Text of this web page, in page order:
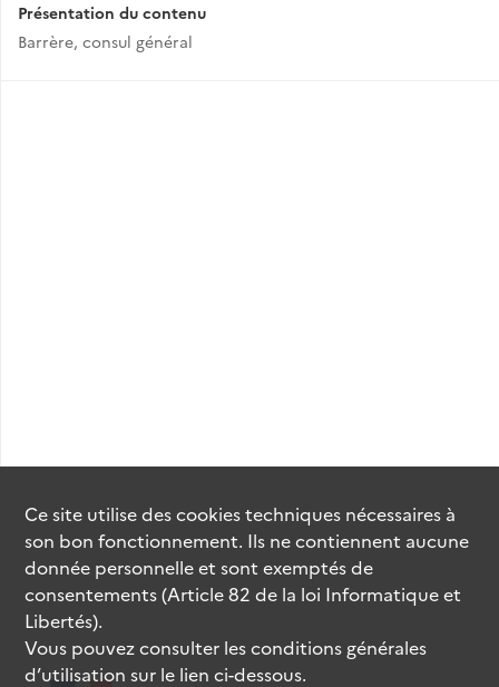
Présentation du contenu
Barrère, consul général
Ce site utilise descookiestechniques nécessaires à
son bon fonctionnement. Ils ne contiennent aucune
donnée personnelle et sont exemptés de
consentements (Article 82 de la loi Informatique et
Libertés).
Vous pouvez consulter les conditions générales
d’utilisation sur le lien ci-dessous.